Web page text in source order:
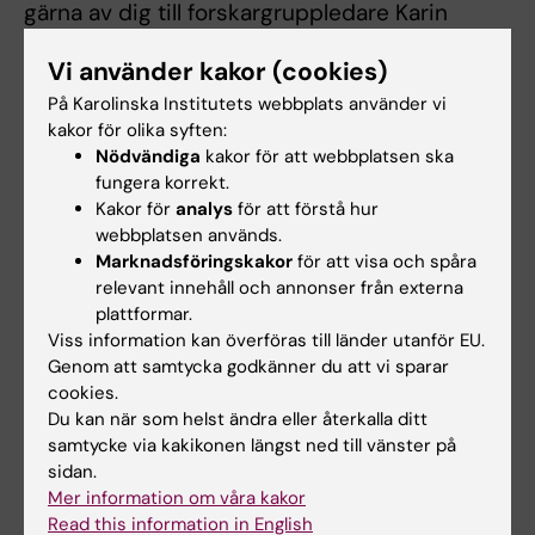
gärna av dig till forskargruppledare Karin
Mer information om forskningen finns under
fliken Projekt.
Forskningsområden:
Epidemiologi
Folkhälsovetenskap, global hälsa och socialmedicin
Geriatrik
Hälso- och sjukvårdsorganisation, hälsopolitik och
hälsoekonomi
Kardiologi och kardiovaskulära sjukdomar
Vi använder kakor (cookies)
På Karolinska Institutets webbplats använder vi
kakor för olika syften:
Nödvändiga kakor för att webbplatsen ska
fungera korrekt.
Kakor för analys för att förstå hur
webbplatsen används.
Marknadsföringskakor för att visa och spåra
relevant innehåll och annonser från externa
plattformar.
Viss information kan överföras till länder utanför EU.
Genom att samtycka godkänner du att vi sparar
cookies.
Du kan när som helst ändra eller återkalla ditt
samtycke via kakikonen längst ned till vänster på
sidan.
Mer information om våra kakor
Read this information in English